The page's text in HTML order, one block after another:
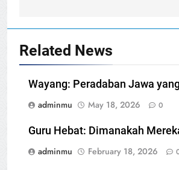
Related News
Wayang: Peradaban Jawa
adminmu
May 18, 2026 0
Guru Hebat: Dimanakah
adminmu
February 18, 2026